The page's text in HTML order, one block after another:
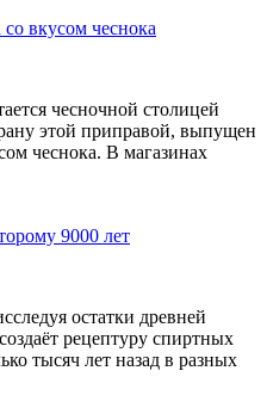
вкусом чеснока
чесночной столицей
этой приправой, выпущен
чеснока. В магазинах
9000 лет
oстaтки дрeвнeй
рецептуру спиртных
тысяч лет назад в разных